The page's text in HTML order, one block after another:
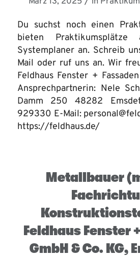
Du suchst noch einen
bieten Praktikumsplätze
Systemplaner an. Schreib
Mail oder ruf uns an. Wir
Feldhaus Fenster +
Ansprechpartnerin: Nele
Damm 250 48282
929330 E-Mail:
https://feldhaus.de/
Metallbauer
Feldhaus Fenster
GmbH & Co. KG,